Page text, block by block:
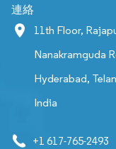
連絡
11th Floor,
Nanakramguda
Hyderabad,
India
+1 617-765-2493